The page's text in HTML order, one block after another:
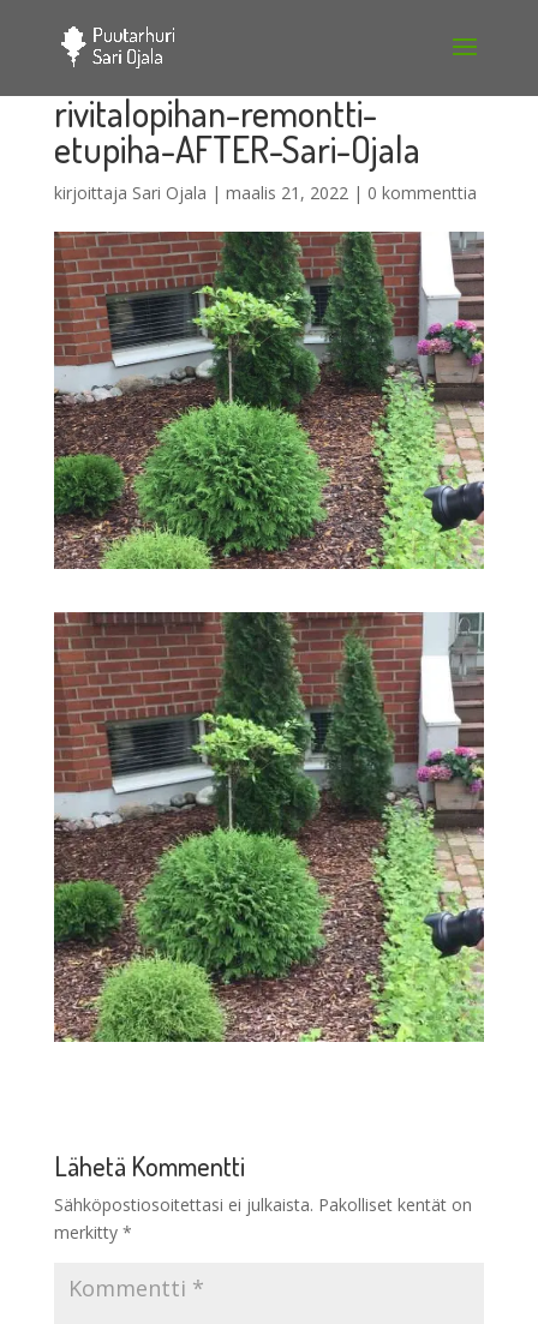
rivitalopihan-remontti-
etupiha-AFTER-Sari-Ojala
kirjoittaja Sari Ojala | maalis 21, 2022| 0 kommenttia
Lähetä Kommentti
Sähköpostiosoitettasi ei julkaista. Pakolliset kentät on
merkitty *